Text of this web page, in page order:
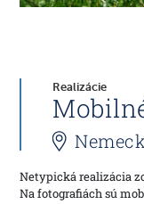
Realizácie
Netypická realizácia
Na fotografiách sú